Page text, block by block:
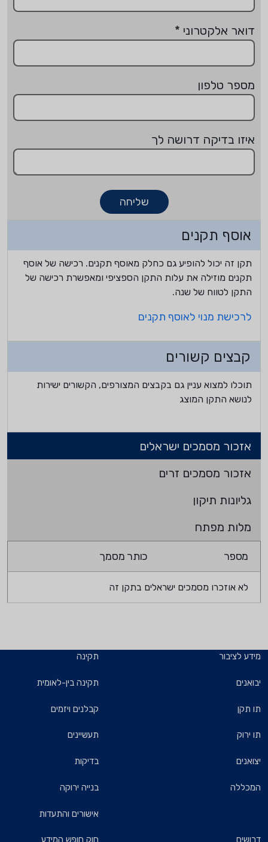
דואר אלקטרוני *
מספר טלפון
איזו בדיקה דרושה לך
שליחה
אוסף תקנים
תקן זה יכול להופיע גם כחלק מאוסף תקנים. רכישה של אוסף
תקנים מוזילה את עלות התקן הספציפי ומאפשרת רכישה של
התקן לטווח של שנה.
לרכישת מנוי לאוסף תקנים
קבצים קשורים
תוכלו למצוא עניין גם בקבצים המצורפים, הקשורים ישירות
לנושא התקן המוצג
אזכור מסמכים ישראלים
אזכור מסמכים זרים
גליונות תיקון
מלות מפתח
מספר כותר מסמך
לא אוזכרו מסמכים ישראלים בתקן זה
מידע לציבור
יבואנים
תו תקן
תו ירוק
יצואנים
המכללה
תקינה
תקינה בין-לאומית
קבלנים ויזמים
תעשיינים
בדיקות
בנייה ירוקה
אישורים והתעדות